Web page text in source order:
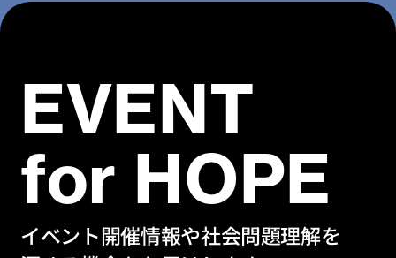
EVENT
for HOPE
イベント開催情報や社会問題理解を